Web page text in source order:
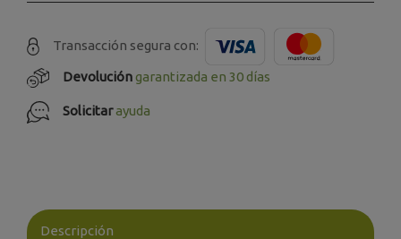
Transacción segura con:
Devolucióngarantizada en 30 días
Solicitarayuda
Descripción